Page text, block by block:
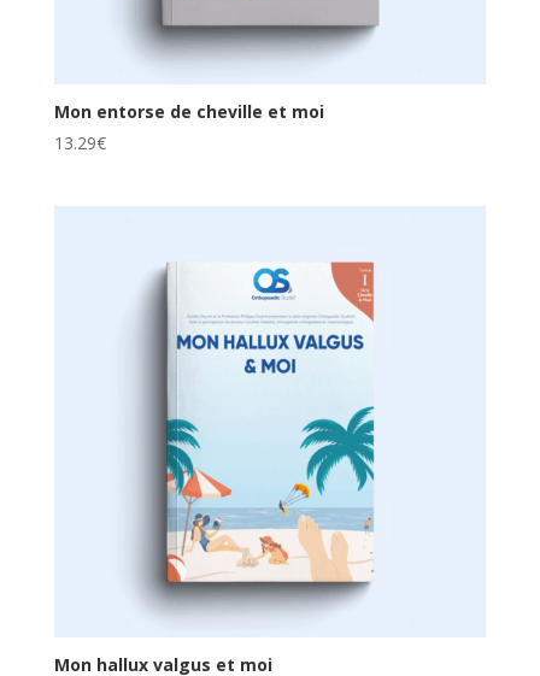
Mon entorse de cheville et moi
13.29€
Mon hallux valgus et moi